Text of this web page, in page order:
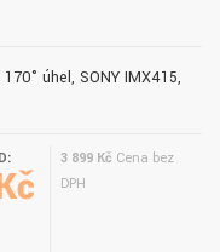
úhel, SONY IMX415,
3 899 Kč Cena bez
DPH